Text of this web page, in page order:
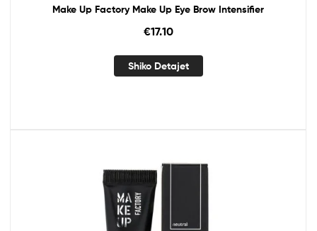
Make Up Factory Make Up Eye Brow Intensifier
€17.10
Shiko Detajet